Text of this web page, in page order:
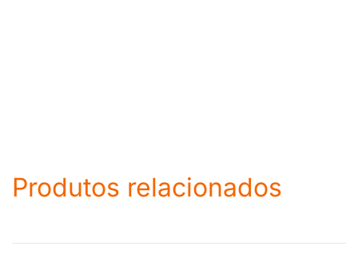
Produtos relacionados